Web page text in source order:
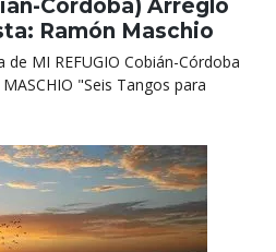
Córdoba) Arreglo
Ramón Maschio
MI REFUGIO Cobián-Córdoba
"Seis Tangos para